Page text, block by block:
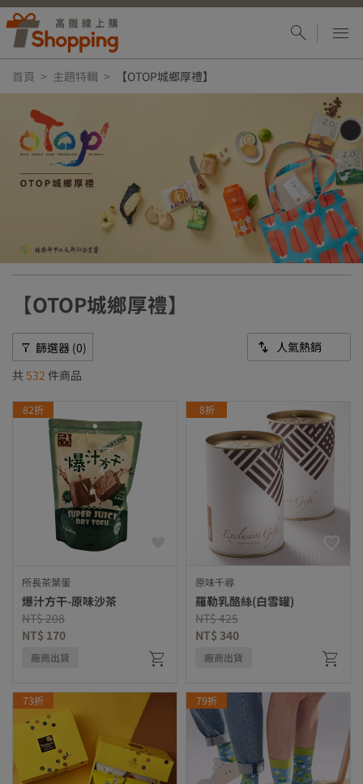
首頁 主題特輯 【OTOP城鄉厚禮】
【OTOP城鄉厚禮】
共 532 件商品
篩選器 (0)
所長茶葉蛋
82折
爆汁方干-原味沙茶
Price reduced from
NT$ 208to
NT$ 170
廠商出貨
原味千尋
8折
羅勒乳酪絲(白雪罐)
Price reduced from
NT$ 425to
NT$ 340
廠商出貨
73折 79折